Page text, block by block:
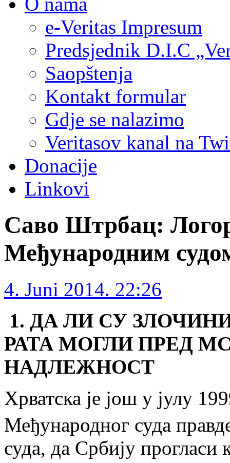
e-Veritas Impresum
Predsjednik D.I.C
Saopštenja
Kontakt formular
Gdje se nalazimo
Veritasov kanal na
Donacije
Linkovi
Саво Штрбац:
Међународним
4. Juni 2014. 22:26
1. ДА ЛИ СУ
РАТА МОГЛИ ПРЕД
НАДЛЕЖНОСТ
Хрватска је још у јулу
Међународног суда
суда, да Србију прогласи